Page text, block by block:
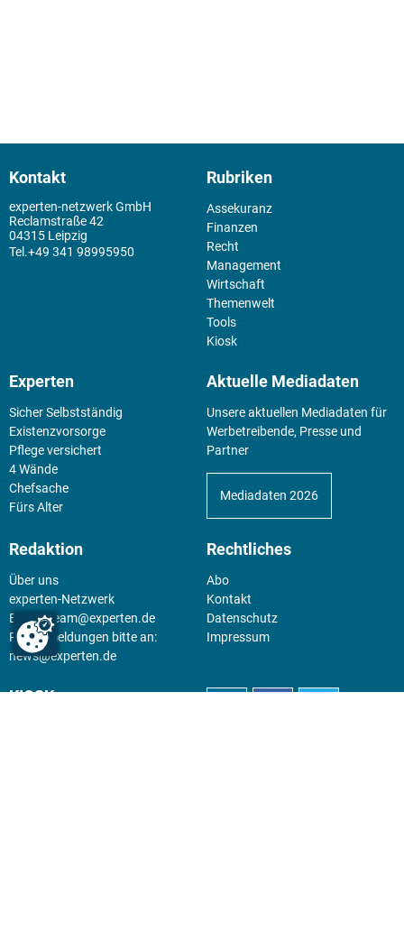
Kontakt
experten-netzwerk GmbH
Reclamstraße 42
04315 Leipzig
+49 341 98995950
Rubriken
Assekuranz
Finanzen
Recht
Management
Wirtschaft
Themenwelt
Tools
Kiosk
Experten
Sicher Selbstständig
Existenz­vorsorge
Pflege versichert
4 Wände
Chefsache
Fürs Alter
Aktuelle Mediadaten
Unsere aktuellen Mediadaten für
Werbetreibende, Presse und
Partner
Mediadaten 2026
Redaktion
Über uns
experten-Netzwerk
E-Mail:team@experten.de
Pressemeldungen bitte an:
news@experten.de
Rechtliches
Abo
Kontakt
Datenschutz
Impressum
KIOSK